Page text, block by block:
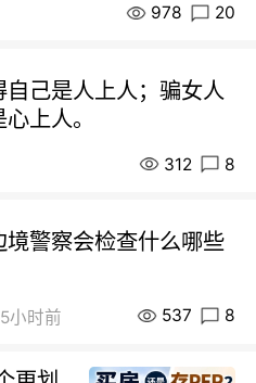
978 20
己是人上人；骗女人
上人。
312 8
警察会检查什么哪些
小时前 537 8